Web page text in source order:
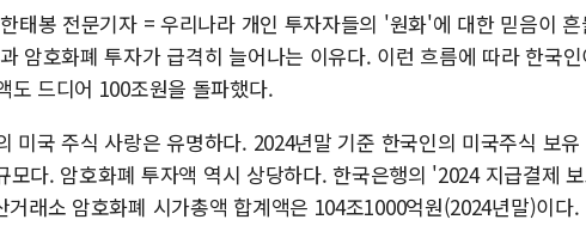
청도
'해병
태봉 전문기자 = 우리나라 개인 투자자들의 '원화'에 대한 믿음이
암호화폐 투자가 급격히 늘어나는 이유다. 이런 흐름에 따라 한국
도 드디어 100조원을 돌파했다.
미국 주식 사랑은 유명하다. 2024년말 기준 한국인의 미국주식 보
모다. 암호화폐 투자액 역시 상당하다. 한국은행의 '2024 지급결제
거래소 암호화폐 시가총액 합계액은 104조1000억원(2024년말)이다.